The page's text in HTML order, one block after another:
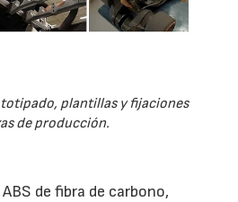
plantillas y fijaciones
de producción.
de fibra de carbono,